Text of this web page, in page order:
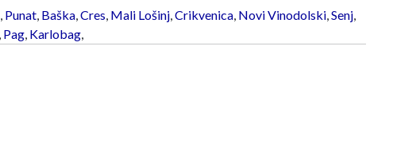
Punat, Baška, Cres Mali Lošinj, Crikvenica, Novi Vinodolski, Senj,
Pag, Karlobag,